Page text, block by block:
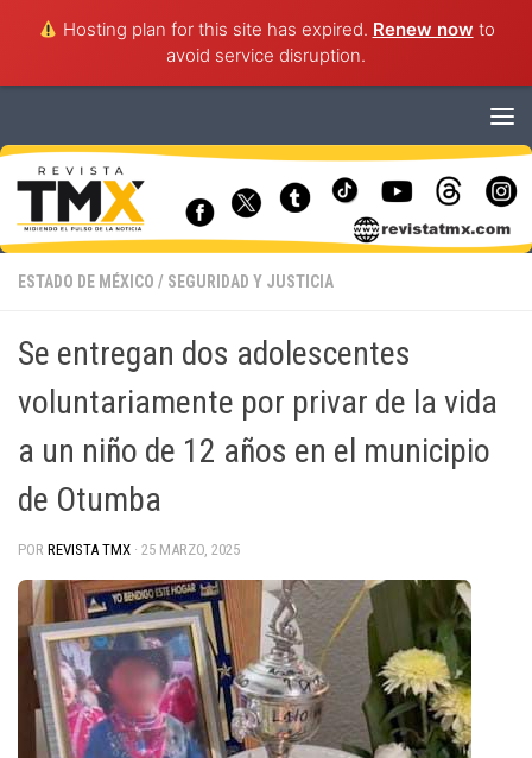
Hosting plan for this site has expired. Renew now to
avoid service disruption.
ESTADO DE MÉXICO / SEGURIDAD Y JUSTICIA
Se entregan dos adolescentes
voluntariamente por privar de la vida
a un niño de 12 años en el municipio
de Otumba
POR REVISTA TMX · 25 MARZO, 2025